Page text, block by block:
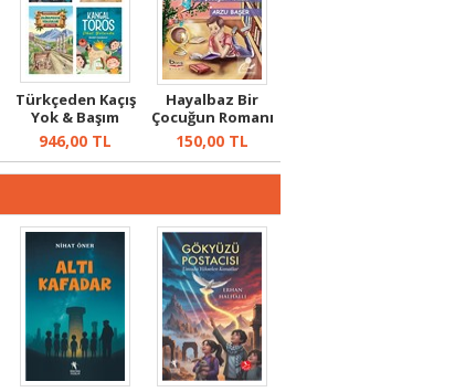
Türkçeden Kaçış
Yok & Başım
Dertte & Orm...
946,00 TL
Hayalbaz Bir
Çocuğun Romanı
150,00 TL